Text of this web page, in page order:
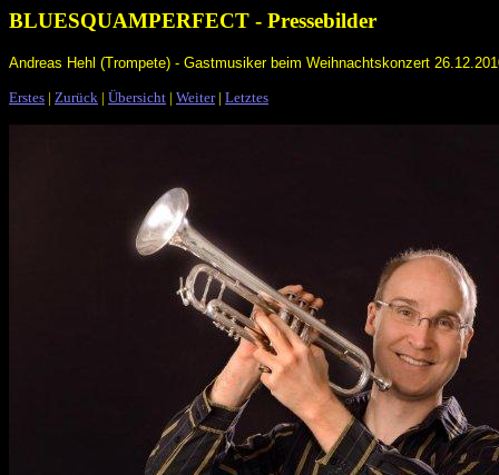
BLUESQUAMPERFECT - Pressebilder
Andreas Hehl (Trompete) - Gastmusiker beim Weihnachtskonzert
Erstes | Zurück | Übersicht | Weiter| Letztes